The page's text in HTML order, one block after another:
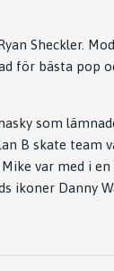
Sheckler.
för bästa pop
som
B skate team
var med i en
ikoner Danny